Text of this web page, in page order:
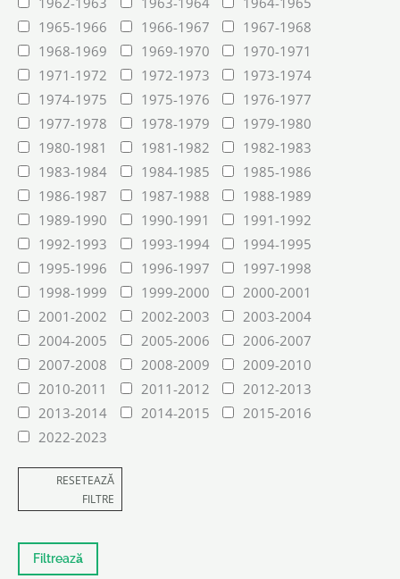
1965-1966
1966-1967
1967-1968
1968-1969
1969-1970
1970-1971
1971-1972
1972-1973
1973-1974
1974-1975
1975-1976
1976-1977
1977-1978
1978-1979
1979-1980
1980-1981
1981-1982
1982-1983
1983-1984
1984-1985
1985-1986
1986-1987
1987-1988
1988-1989
1989-1990
1990-1991
1991-1992
1992-1993
1993-1994
1994-1995
1995-1996
1996-1997
1997-1998
1998-1999
1999-2000
2000-2001
2001-2002
2002-2003
2003-2004
2004-2005
2005-2006
2006-2007
2007-2008
2008-2009
2009-2010
2010-2011
2011-2012
2012-2013
2013-2014
2014-2015
2015-2016
2022-2023
RESETEAZĂ
FILTRE